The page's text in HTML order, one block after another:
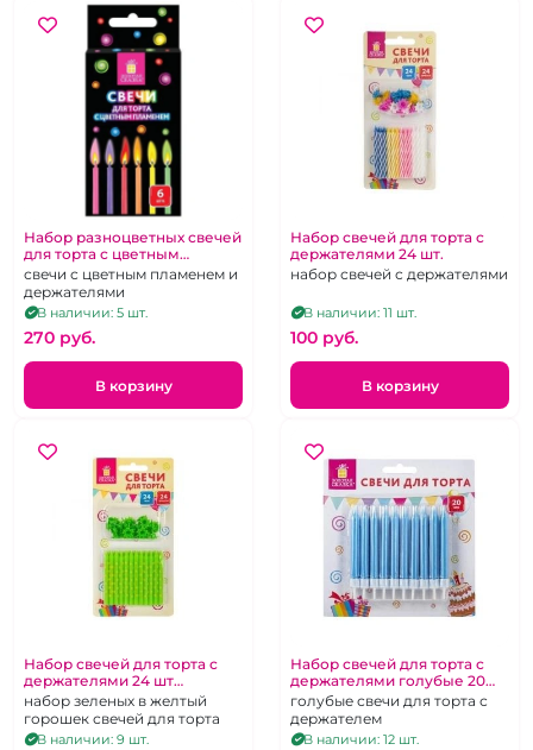
Набор разноцветных свечей
для торта с цветным
пламенем 5 штук
свечи с цветным пламенем и
держателями
В наличии: 5 шт.
270 pуб.
В корзину
Набор свечей для торта с
держателями 24 шт.
набор свечей с держателями
В наличии: 11 шт.
100 pуб.
В корзину
Набор свечей для торта с
держателями 24 шт
зеленые
набор зеленых в желтый
горошек свечей для торта
В наличии: 9 шт.
Набор свечей для торта с
держателями голубые 20
шт.
голубые свечи для торта с
держателем
В наличии: 12 шт.